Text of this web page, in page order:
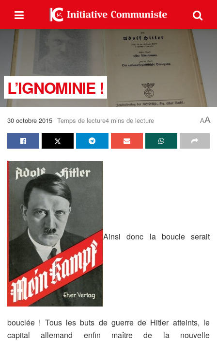
L’IGNOMINIE !
30 octobre 2015 Temps de lecture4 mins de lecture AA
Ainsi donc la boucle serait
bouclée ! Tous les buts de guerre de Hitler atteints, le
capital allemand enfin maître de la nouvelle